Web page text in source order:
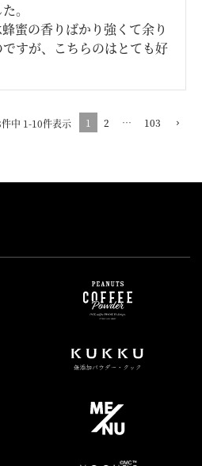
。
蜜の香りばかり強くて余り
すが、こちらのはとても好
件中 1-10件表示 1 2 … 103